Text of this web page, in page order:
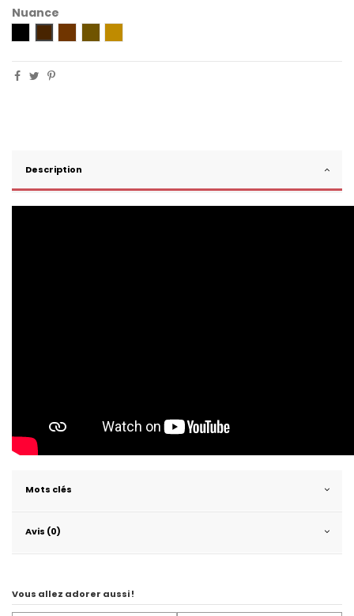
Nuance
Description
Mots clés
Avis (0)
Vous allez adorer aussi !